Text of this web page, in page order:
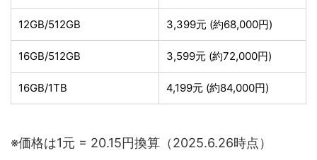
12GB/512GB 3,399元 (約68,000円)
16GB/512GB 3,599元 (約72,000円)
16GB/1TB 4,199元 (約84,000円)
※価格は1元 = 20.15円換算（2025.6.26時点）